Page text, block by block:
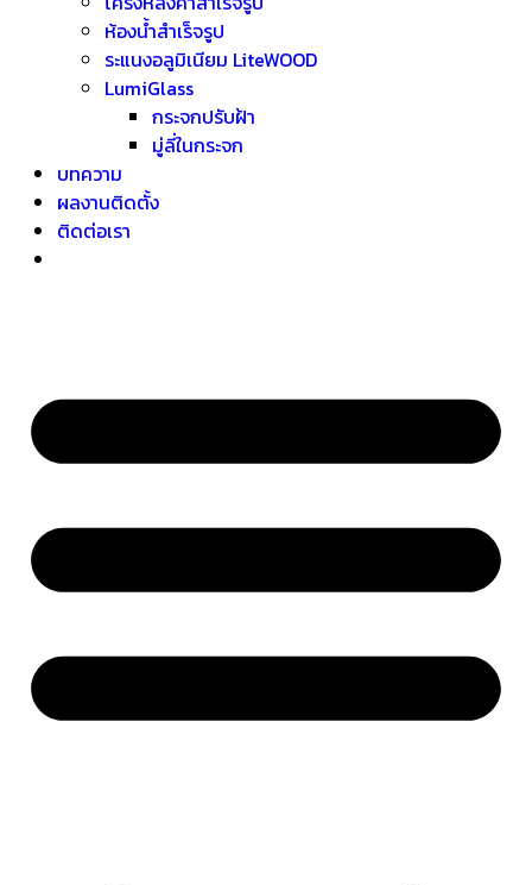
ห้องน้ำสำเร็จรูป
ระแนงอลูมิเนียม LiteWOOD
LumiGlass
กระจกปรับฝ้า
มู่ลี่ในกระจก
บทความ
ผลงานติดตั้ง
ติดต่อเรา